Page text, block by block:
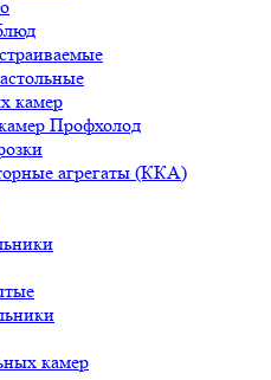
камер
Профхолод
агрегаты (ККА)
камер